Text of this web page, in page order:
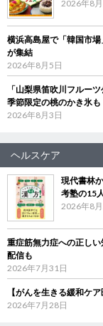
2026年8
横浜高島屋で「韓国市
が集結
2026年8月5日
「山梨県笛吹川フルー
季節限定の桃のかき氷も
2026年8月3日
ヘルスケア
現代書林
考塾の15
2026年8
重症筋無力症への正し
配信も
2026年7月31日
【がんを生きる緩和ケ
2026年7月28日